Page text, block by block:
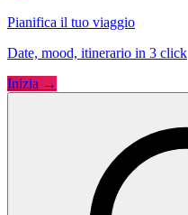
Pianifica il tuo viaggio
Date, mood, itinerario in 3 click
Inizia →